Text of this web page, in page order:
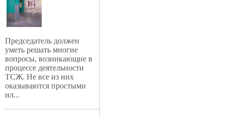
Председатель должен
уметь решать многие
вопросы, возникающие в
процессе деятельности
ТСЖ. Не все из них
оказываются простыми
ил...